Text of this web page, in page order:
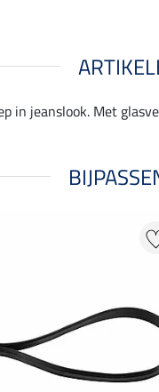
in jeanslook. Met